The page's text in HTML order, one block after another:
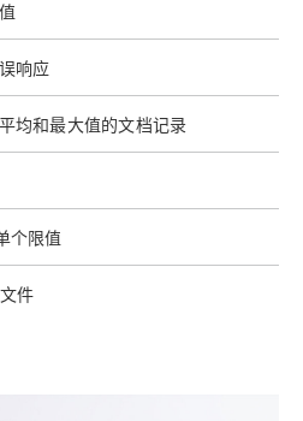
响应
均和最大值的文档记录
个限值
件